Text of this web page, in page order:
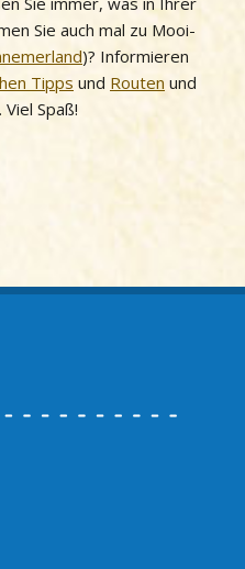
Sie auch mal zu Mooi-
)? Informieren
Tipps und Routen und
. Viel Spaß!